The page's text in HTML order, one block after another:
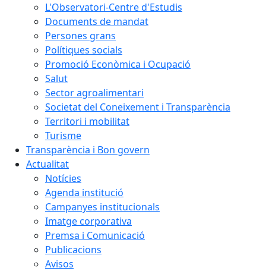
L'Observatori-Centre d'Estudis
Documents de mandat
Persones grans
Polítiques socials
Promoció Econòmica i Ocupació
Salut
Sector agroalimentari
Societat del Coneixement i Transparència
Territori i mobilitat
Turisme
Transparència i Bon govern
Actualitat
Notícies
Agenda institució
Campanyes institucionals
Imatge corporativa
Premsa i Comunicació
Publicacions
Avisos